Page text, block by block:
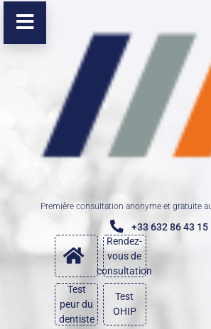
Première consultation anonyme et gratuite
+33 632 86 43 15
Rendez-
vous de
consultation
Test
peur du
dentiste
Test
OHIP